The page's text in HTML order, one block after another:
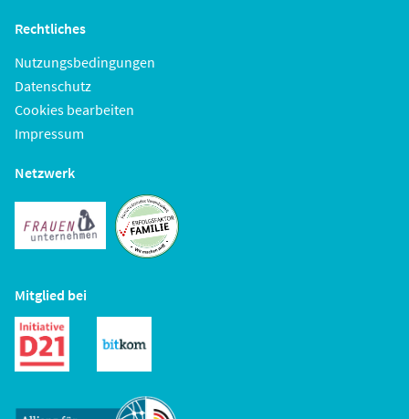
Rechtliches
Nutzungsbedingungen
Datenschutz
Cookies bearbeiten
Impressum
Netzwerk
Mitglied bei